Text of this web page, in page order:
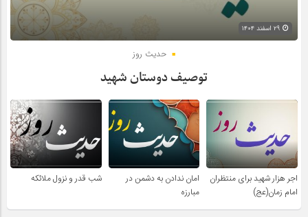
حدیث روز
توصیف دوستان شهید
اجر هزار شهید برای منتظران
امام زمان(عج)
امان ندادن به دشمن در
مبارزه
شب قدر و نزول ملائکه